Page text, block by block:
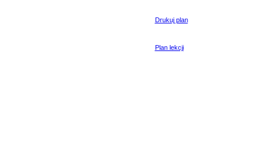
Drukuj plan
Plan lekcji